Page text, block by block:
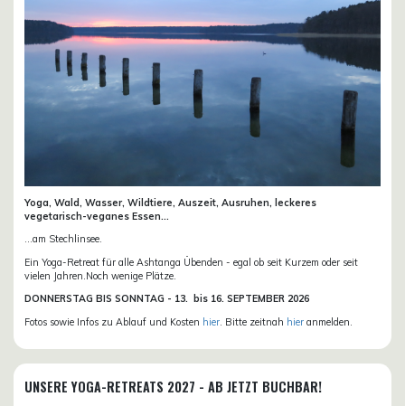
Yoga, Wald, Wasser, Wildtiere, Auszeit, Ausruhen, leckeres
vegetarisch-veganes Essen...
...am Stechlinsee.
Ein Yoga-Retreat für alle Ashtanga Übenden - egal ob seit Kurzem oder seit
vielen Jahren.Noch wenige Plätze.
DONNERSTAG BIS SONNTAG - 13. bis 16. SEPTEMBER 2026
Fotos sowie Infos zu Ablauf und Kosten hier . Bitte zeitnah hier anmelden.
UNSERE YOGA-RETREATS 2027 - AB JETZT BUCHBAR!